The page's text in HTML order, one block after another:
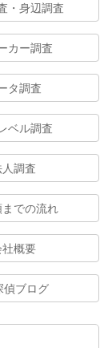
・身辺調査
カー調査
タ調査
ベル調査
人調査
までの流れ
社概要
ブログ